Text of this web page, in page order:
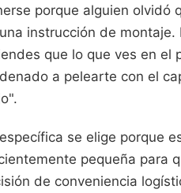
porque alguien olvidó
instrucción de
que lo que ves en el
a pelearte con el
se elige porque
pequeña para
de conveniencia